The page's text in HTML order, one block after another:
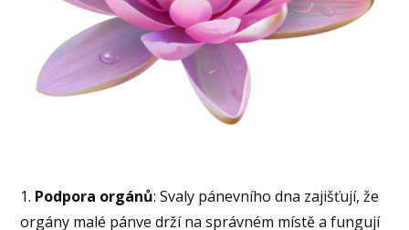
1. Podpora orgánů: Svaly pánevního dna zajišťují, že
orgány malé pánve drží na správném místě a fungují